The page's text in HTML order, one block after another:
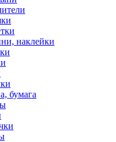
наклейки
бумага